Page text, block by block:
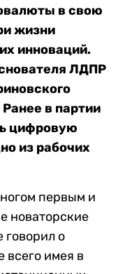
в свою
жизни
инноваций.
ЛДПР
в партии
цифровую
из рабочих
первым и
новаторские
о
имея в